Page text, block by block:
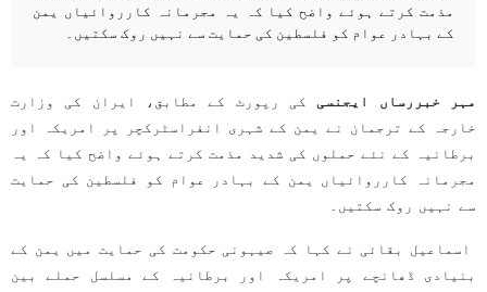
مذمت کرتے ہوئے واضح کیا کہ یہ مجرمانہ کارروائیاں یمن
کے بہادر عوام کو فلسطین کی حمایت سے نہیں روک سکتیں۔
مہر خبررساں ایجنسی کی رپورٹ کے مطابق، ایران کی وزارت
خارجہ کے ترجمان نے یمن کے شہری انفراسٹرکچر پر امریکہ اور
برطانیہ کے نئے حملوں کی شدید مذمت کرتے ہوئے واضح کیا کہ یہ
مجرمانہ کارروائیاں یمن کے بہادر عوام کو فلسطین کی حمایت
سے نہیں روک سکتیں۔
اسماعیل بقائی نے کہا کہ صیہونی حکومت کی حمایت میں یمن کے
بنیادی ڈھانچے پر امریکہ اور برطانیہ کے مسلسل حملے بین